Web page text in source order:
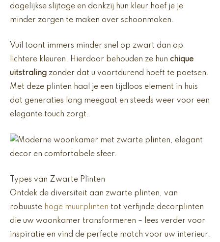
dagelijkse slijtage en dankzij hun kleur hoef je je
minder zorgen te maken over schoonmaken.
Vuil toont immers minder snel op zwart dan op
lichtere kleuren. Hierdoor behouden ze hun chique
uitstraling zonder dat u voortdurend hoeft te poetsen.
Met deze plinten haal je een tijdloos element in huis
dat generaties lang meegaat en steeds weer voor een
elegante touch zorgt.
Types van Zwarte Plinten
Ontdek de diversiteit aan zwarte plinten, van
robuuste hoge muurplinten tot verfijnde decorplinten
die uw woonkamer transformeren – lees verder voor
inspiratie en vind de perfecte match voor uw interieur.